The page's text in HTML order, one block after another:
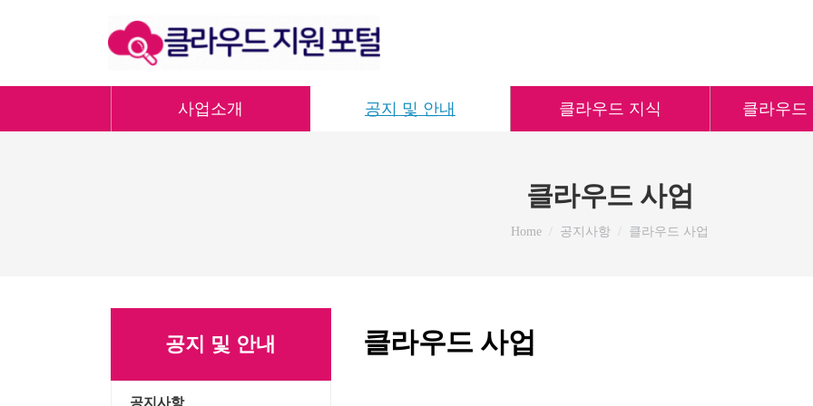
사업소개 공지 및 안내 클라우드 지식 클라우드
클라우드 사업
You are here:
Home 공지사항 클라우드 사업
클라우드 사업
공지 및 안내
공지사항